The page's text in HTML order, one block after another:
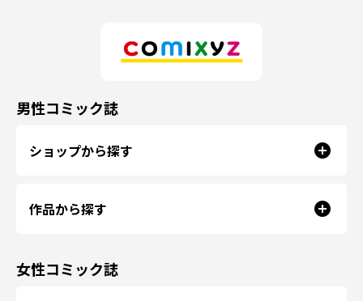
男性コミック誌
ショップから探す
作品から探す
女性コミック誌